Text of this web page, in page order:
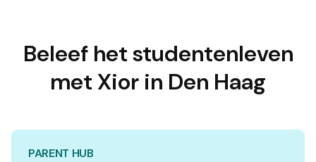
Beleef het studentenleven
met Xior in Den Haag
PARENT HUB